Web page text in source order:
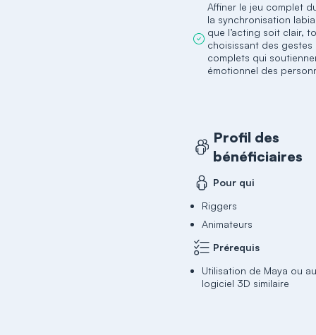
Affiner le jeu complet
la synchronisation
que l’acting soit clair,
choisissant des
complets qui
émotionnel des
Profil des
bénéficiaires
Pour qui
Riggers
Animateurs
Prérequis
Utilisation de Maya ou
logiciel 3D similaire